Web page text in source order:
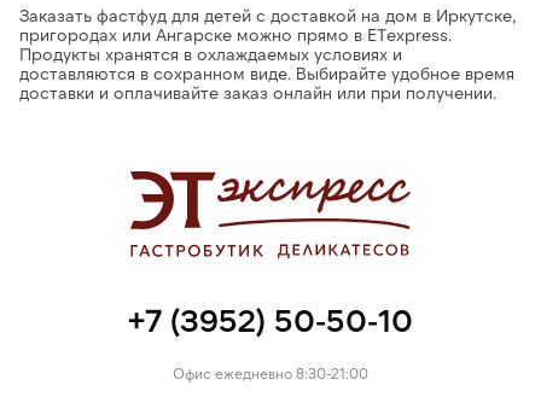
Заказать фастфуд для детей с доставкой на дом в Иркутске,
пригородах или Ангарске можно прямо в ETexpress.
Продукты хранятся в охлаждаемых условиях и
доставляются в сохранном виде. Выбирайте удобное время
доставки и оплачивайте заказ онлайн или при получении.
+7 (3952) 50-50-10
Офис ежедневно 8:30-21:00